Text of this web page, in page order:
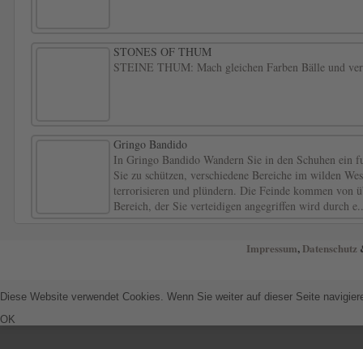
STONES OF THUM
STEINE THUM: Mach gleichen Farben Bälle und
Gringo Bandido
In Gringo Bandido Wandern Sie in den Schuhen ein
Sie zu schützen, verschiedene Bereiche im wilden
terrorisieren und plündern. Die Feinde kommen von
Bereich, der Sie verteidigen angegriffen wird durch e..
Impressum, Datenschutz
Diese Website verwendet Cookies. Wenn Sie weiter auf dieser Seite
OK